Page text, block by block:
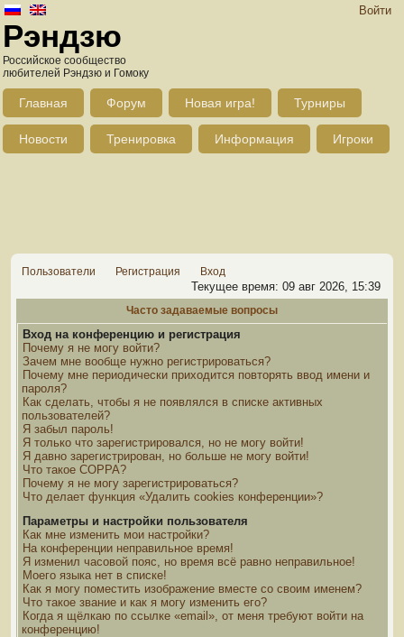
Войти
Рэндзю
Российское сообщество
любителей Рэндзю и Гомоку
Главная Форум Новая игра! Турниры
Новости Тренировка Информация Игроки
Пользователи Регистрация Вход
Текущее время: 09 авг 2026, 15:39
Часто задаваемые вопросы
Вход на конференцию и регистрация
Почему я не могу войти?
Зачем мне вообще нужно регистрироваться?
Почему мне периодически приходится повторять ввод имени и
пароля?
Как сделать, чтобы я не появлялся в списке активных
пользователей?
Я забыл пароль!
Я только что зарегистрировался, но не могу войти!
Я давно зарегистрирован, но больше не могу войти!
Что такое COPPA?
Почему я не могу зарегистрироваться?
Что делает функция «Удалить cookies конференции»?
Параметры и настройки пользователя
Как мне изменить мои настройки?
На конференции неправильное время!
Я изменил часовой пояс, но время всё равно неправильное!
Моего языка нет в списке!
Как я могу поместить изображение вместе со своим именем?
Что такое звание и как я могу изменить его?
Когда я щёлкаю по ссылке «email», от меня требуют войти на
конференцию!